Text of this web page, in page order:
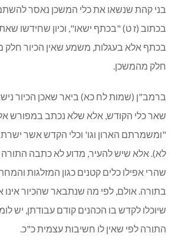
בני קהת שנשאו את כלי המשכן נאסר
בכתוב (ז ט) "בכתף ישאו", וכיון שחידשו
בכתף אלא בעגלות, משמע שאין הכיור חלק
חלק מהמשכן.
ברמב"ן (שמות לח כא) ביאר שאכן הכיור
שאר כלי הקודש, אלא שלא נכתב במפורש
"ומשמרתם הארון וגו' וכלי הקדש אשר
לא). אלא שיש להעיר, מדוע לא כתבה
שהרי אפילו כלים קטנים כגון המזלגות
בתורה. אולם, לפי מה שנתבאר שהכיור
שיוכלו לקדש בו הכהנים קודם עבודתן, יש
התורה לפי שאין לו חשיבות עצמית כ"כ.